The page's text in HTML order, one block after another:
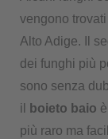
vengono
Alto Adige. Il
dei funghi più
sono senza
il
boieto baio
più raro ma